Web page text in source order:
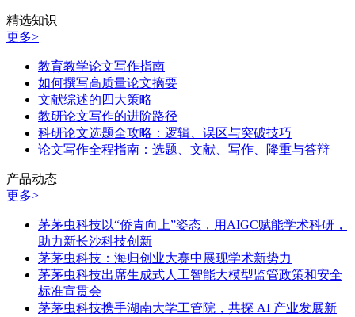
精选知识
更多>
教育教学论文写作指南
如何撰写高质量论文摘要
文献综述的四大策略
教研论文写作的进阶路径
科研论文选题全攻略：逻辑、误区与突破技巧
论文写作全程指南：选题、文献、写作、降重与答辩
产品动态
更多>
茅茅虫科技以“侨青向上”姿态，用AIGC赋能学术科研，
助力新长沙科技创新
茅茅虫科技：海归创业大赛中展现学术新势力
茅茅虫科技出席生成式人工智能大模型监管政策和安全
标准宣贯会
茅茅虫科技携手湖南大学工管院，共探 AI 产业发展新